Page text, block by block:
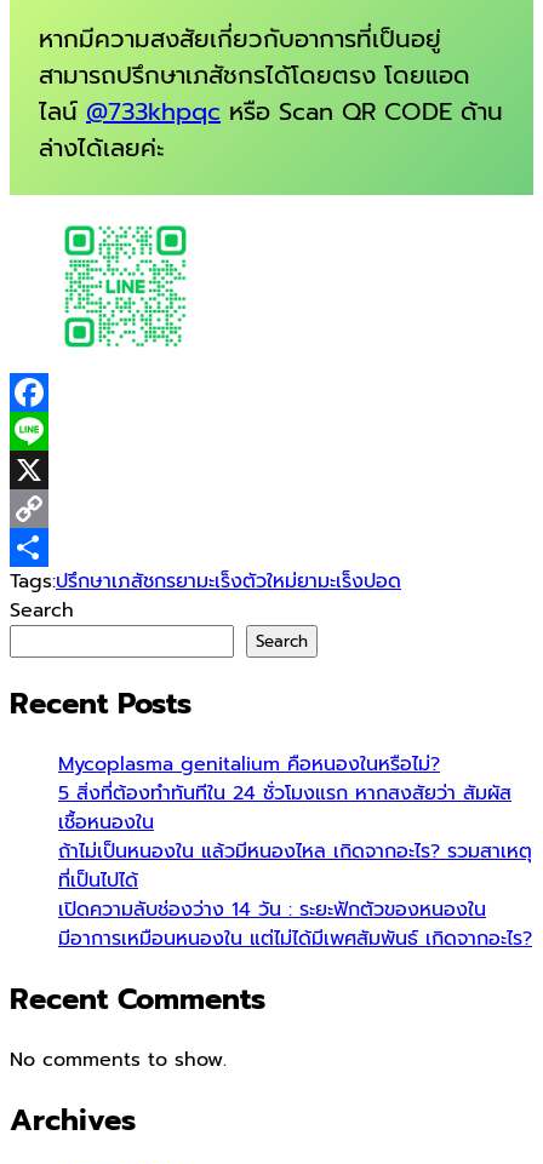
หากมีความสงสัยเกี่ยวกับอาการที่เป็นอยู่
สามารถปรึกษาเภสัชกรได้โดยตรง โดยแอด
ไลน์ @733khpqc หรือ Scan QR CODE ด้าน
ล่างได้เลยค่ะ
Facebook
Line
X
Copy
Link
Share
Tags:ปรึกษาเภสัชกรยามะเร็งตัวใหม่ยามะเร็งปอด
Search
Search
Recent Posts
Mycoplasma genitalium คือหนองในหรือไม่?
5 สิ่งที่ต้องทำทันทีใน 24 ชั่วโมงแรก หากสงสัยว่า สัมผัส
เชื้อหนองใน
ถ้าไม่เป็นหนองใน แล้วมีหนองไหล เกิดจากอะไร? รวมสาเหตุ
ที่เป็นไปได้
เปิดความลับช่องว่าง 14 วัน : ระยะฟักตัวของหนองใน
มีอาการเหมือนหนองใน แต่ไม่ได้มีเพศสัมพันธ์ เกิดจากอะไร?
Recent Comments
No comments to show.
Archives